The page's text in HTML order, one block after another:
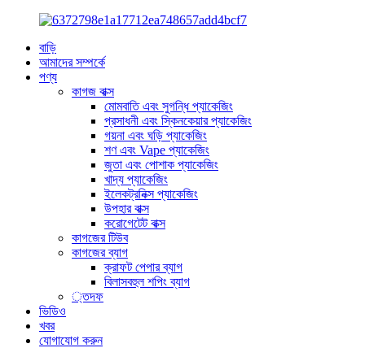
বাড়ি
আমাদের সম্পর্কে
পণ্য
কাগজ বাক্স
মোমবাতি এবং সুগন্ধি প্যাকেজিং
প্রসাধনী এবং স্কিনকেয়ার প্যাকেজিং
গয়না এবং ঘড়ি প্যাকেজিং
শণ এবং Vape প্যাকেজিং
জুতা এবং পোশাক প্যাকেজিং
খাদ্য প্যাকেজিং
ইলেকট্রনিক্স প্যাকেজিং
উপহার বাক্স
করোগেটেট বাক্স
কাগজের টিউব
কাগজের ব্যাগ
ক্রাফট পেপার ব্যাগ
বিলাসবহুল শপিং ব্যাগ
্তদফ
ভিডিও
খবর
যোগাযোগ করুন